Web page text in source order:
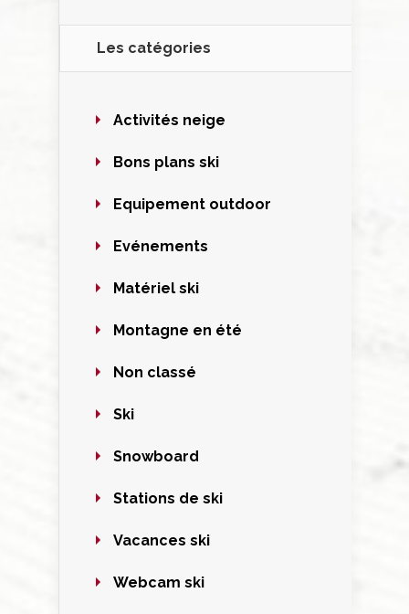
Les catégories
Activités neige
Bons plans ski
Equipement outdoor
Evénements
Matériel ski
Montagne en été
Non classé
Ski
Snowboard
Stations de ski
Vacances ski
Webcam ski